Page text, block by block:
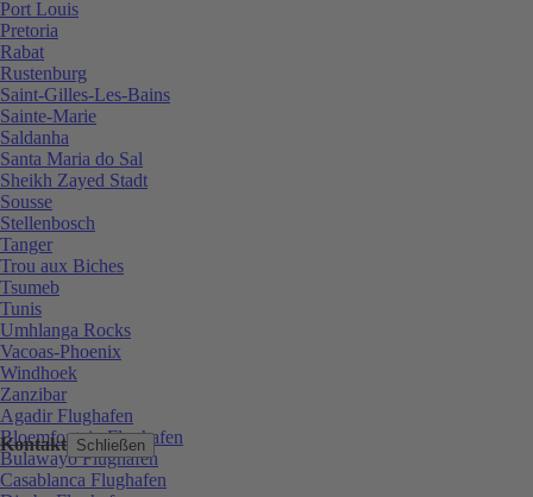
Kontakt Schließen
Port Louis
Pretoria
Rabat
Rustenburg
Saint-Gilles-Les-Bains
Sainte-Marie
Saldanha
Santa Maria do Sal
Sheikh Zayed Stadt
Sousse
Stellenbosch
Tanger
Trou aux Biches
Tsumeb
Tunis
Umhlanga Rocks
Vacoas-Phoenix
Windhoek
Zanzibar
Agadir Flughafen
Bloemfontein Flughafen
Bulawayo Flughafen
Casablanca Flughafen